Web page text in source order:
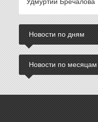
Новости по дням
Новости по месяцам